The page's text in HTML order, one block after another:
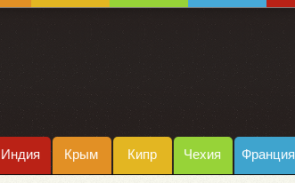
Индия Крым Кипр Чехия Франция